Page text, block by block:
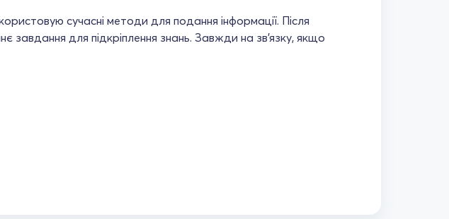
сучасні методи для подання інформації. Після
для підкріплення знань. Завжди на зв'язку, якщо